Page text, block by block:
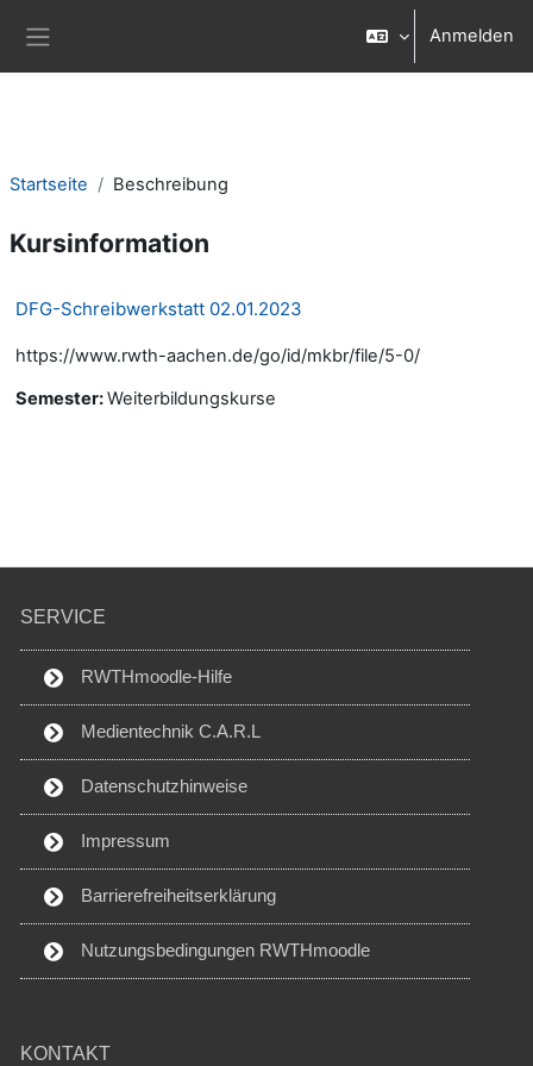
Anmelden
Startseite Beschreibung
Kursinformation
DFG-Schreibwerkstatt 02.01.2023
https://www.rwth-aachen.de/go/id/mkbr/file/5-0/
Semester:Weiterbildungskurse
SERVICE
RWTHmoodle-Hilfe
Medientechnik C.A.R.L
Datenschutzhinweise
Impressum
Barrierefreiheitserklärung
Nutzungsbedingungen RWTHmoodle
KONTAKT